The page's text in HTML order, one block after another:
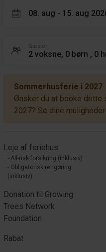
08. aug - 15. aug
Gæster
2 voksne, 0 børn , 0
Sommerhusferie i 2027
Ønsker du at booke dette
2027? Se dine muligheder
Leje af feriehus
- All-risk forsikring (inklusiv)
- Obligatorisk rengøring
(inklusiv)
Donation til Growing
Trees Network
Foundation
Rabat